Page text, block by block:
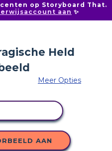
op Storyboard That.
aan ✨
Meer Opties
AAN